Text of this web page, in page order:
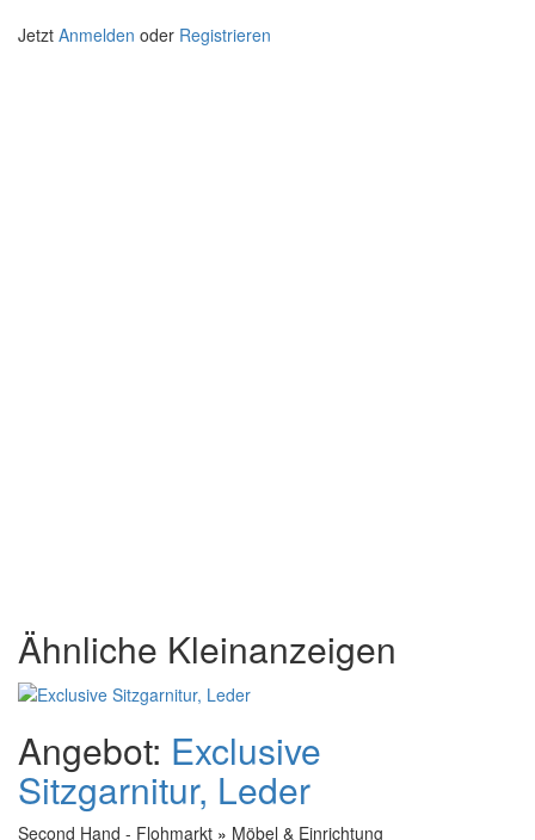
Jetzt Anmelden oder Registrieren
Ähnliche Kleinanzeigen
Angebot: Exclusive
Sitzgarnitur, Leder
Second Hand - Flohmarkt » Möbel & Einrichtung